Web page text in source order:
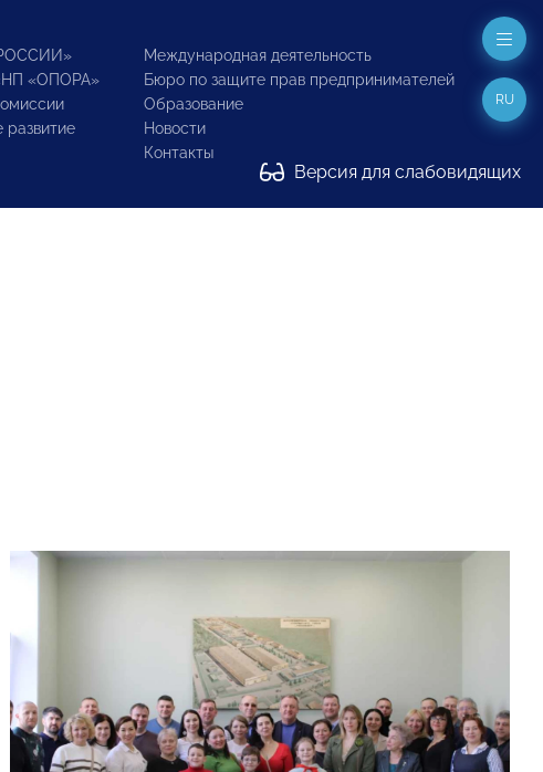
«ОПОРА»
развитие
Международная деятельность
Бюро по защите прав предпринимателей
Образование
Новости
Контакты
Версия для слабовидящих
RU